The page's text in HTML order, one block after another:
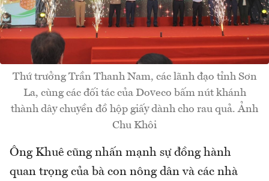
Thứ trưởng Trần Thanh Nam, các lãnh đạo tỉnh Sơn
La, cùng các đối tác của Doveco bấm nút khánh
thành dây chuyền đồ hộp giấy dành cho rau quả. Ảnh
Chu Khôi
Ông Khuê cũng nhấn mạnh sự đồng hành
quan trọng của bà con nông dân và các nhà